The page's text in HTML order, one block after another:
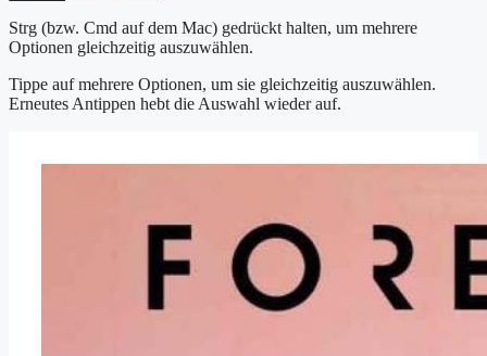
Strg (bzw. Cmd auf dem Mac) gedrückt halten, um mehrere
Optionen gleichzeitig auszuwählen.
Tippe auf mehrere Optionen, um sie gleichzeitig auszuwählen.
Erneutes Antippen hebt die Auswahl wieder auf.